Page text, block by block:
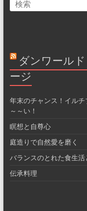
ダンワール
ージ
年末のチャンス！イル
～～い！
瞑想と自尊心
庭造りで自然愛を磨く
バランスのとれた食生
伝承料理